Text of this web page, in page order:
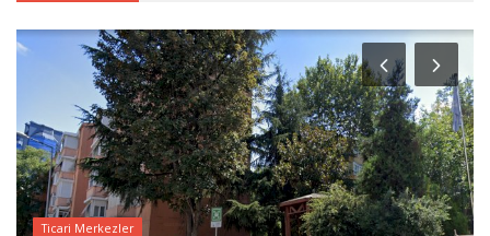
Ticari Merkezler